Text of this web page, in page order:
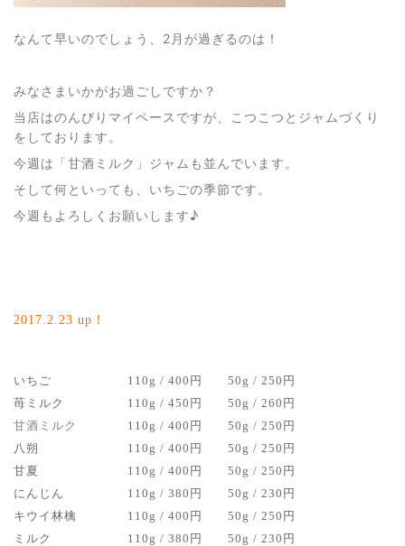
なんて早いのでしょう、2月が過ぎるのは！
みなさまいかがお過ごしですか？
当店はのんびりマイペースですが、こつこつとジャムづくり
をしております。
今週は「甘酒ミルク」ジャムも並んでいます。
そして何といっても、いちごの季節です。
今週もよろしくお願いします♪
2017.2.23 up！
いちご 110g / 400円 50g / 250円
苺ミルク
110g / 450円
50g / 260円
甘酒ミルク
110g / 400円
50g / 250円
八朔
110g / 400円
50g / 250円
甘夏
110g / 400円
50g / 250円
にんじん
110g / 380円
50g / 230円
キウイ林檎
110g / 400円
50g / 250円
ミルク
110g / 380円
50g / 230円